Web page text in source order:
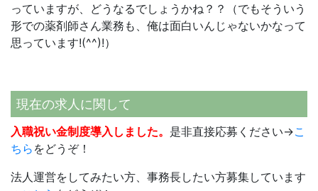
っていますが、どうなるでしょうかね？？（でもそういう
形での薬剤師さん業務も、俺は面白いんじゃないかなって
思っています!(^^)!）
現在の求人に関して
入職祝い金制度導入しました。 是非直接応募ください→こ
ちら をどうぞ！
法人運営をしてみたい方、事務長したい方募集しています